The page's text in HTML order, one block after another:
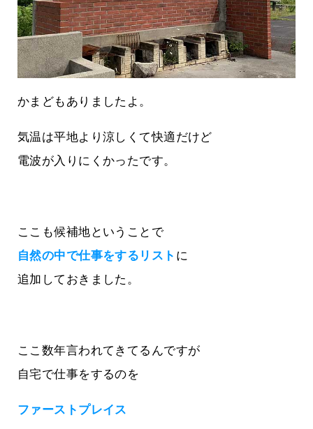
かまどもありましたよ。
気温は平地より涼しくて快適だけど
電波が入りにくかったです。
ここも候補地ということで
自然の中で仕事をするリスト に
追加しておきました。
ここ数年言われてきてるんですが
自宅で仕事をするのを
ファーストプレイス